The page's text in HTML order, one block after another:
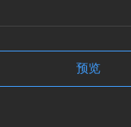
预览